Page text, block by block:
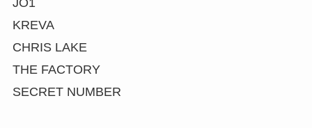
KREVA
CHRIS LAKE
THE FACTORY
SECRET NUMBER